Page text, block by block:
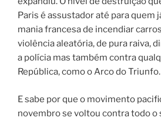
Paris é assustador até para quem
mania francesa de incendiar
violência aleatória, de pura raiva,
a polícia mas também contra
República, como o Arco do Triunfo.
E sabe por que o movimento
novembro se voltou contra todo